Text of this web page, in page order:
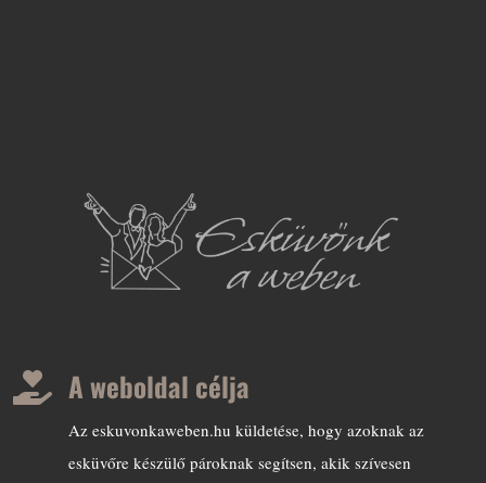
 A weboldal célja
Az eskuvonkaweben.hu küldetése, hogy azoknak az
esküvőre készülő pároknak segítsen, akik szívesen